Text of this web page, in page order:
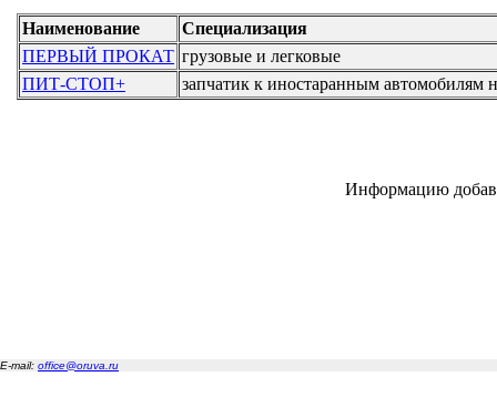
Наименование
Специализация
ПЕРВЫЙ ПРОКАТ грузовые и легковые
ПИТ-СТОП+
запчатик к иностаранным автомобилям
Информацию
E-mail: office@oruva.ru